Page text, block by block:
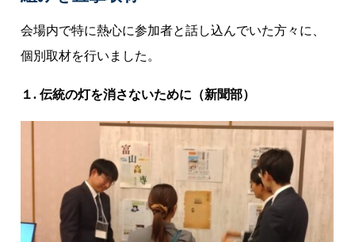
会場内で特に熱心に参加者と話し込んでいた方々に、
個別取材を行いました。
１. 伝統の灯を消さないために（新聞部）